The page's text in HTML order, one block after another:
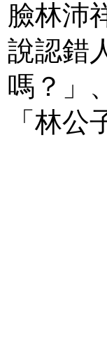
臉林沛
說認錯
嗎？」
「林